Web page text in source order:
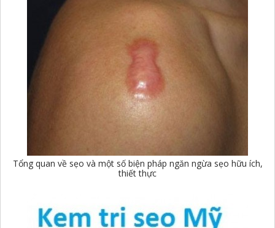
Tổng quan về sẹo và một số biện pháp ngăn ngừa sẹo hữu ích,
thiết thực